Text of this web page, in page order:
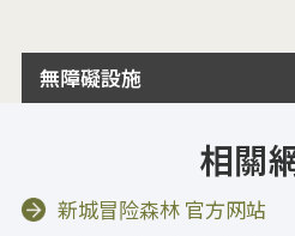
無障礙設施
相關
新城冒险森林 官方网站